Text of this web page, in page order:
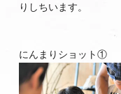
りしちいます。
にんまりショット①